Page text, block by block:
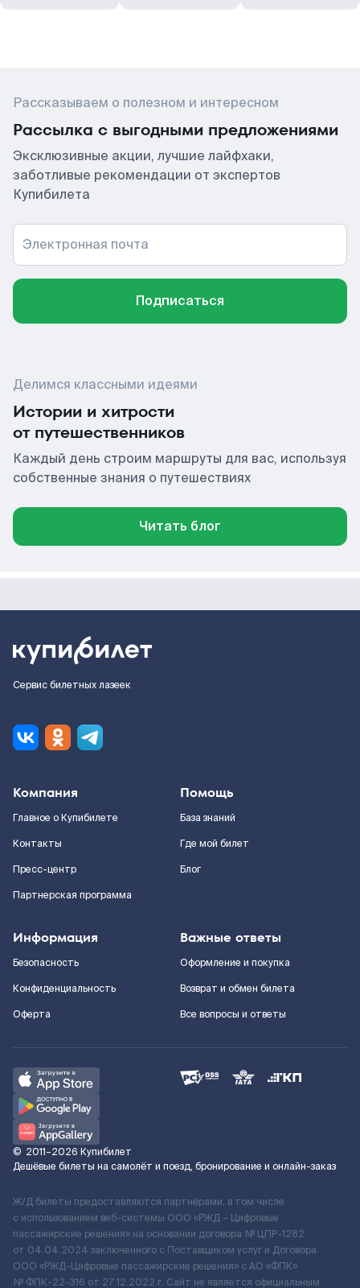
Рассказываем о полезном и интересном
Рассылка с выгодными предложениями
Эксклюзивные акции, лучшие лайфхаки,
заботливые рекомендации от экспертов
Купибилета
Электронная почта
Подписаться
Делимся классными идеями
Истории и хитрости
от путешественников
Каждый день строим маршруты для вас, используя
собственные знания о путешествиях
Читать блог
Сервис билетных лазеек
Компания
Главное о Купибилете
Контакты
Пресс-центр
Партнерская программа
Помощь
База знаний
Где мой билет
Блог
Информация
Безопасность
Конфиденциальность
Оферта
Важные ответы
Оформление и покупка
Возврат и обмен билета
Все вопросы и ответы
© 2011–2026 Купибилет
Дешёвые билеты на самолёт и поезд, бронирование и онлайн-заказ
Ж/Д билеты предоставляются партнёрами, в том числе
с использованием веб-системы ООО «РЖД – Цифровые
пассажирские решения» на основании договора № ЦПР-1282
от 04.04.2024 заключенного с Поставщиком услуг и Договора
ООО «РЖД-Цифровые пассажирские решения» c АО «ФПК»
№ ФПК-22-316 от 27.12.2022 г. Сайт не является официальным